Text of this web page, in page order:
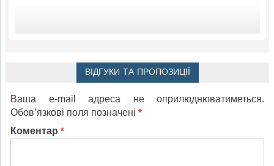
ВІДГУКИ ТА ПРОПОЗИЦІЇ
Ваша e-mail адреса не оприлюднюватиметься.
Обов’язкові поля позначені *
Коментар *